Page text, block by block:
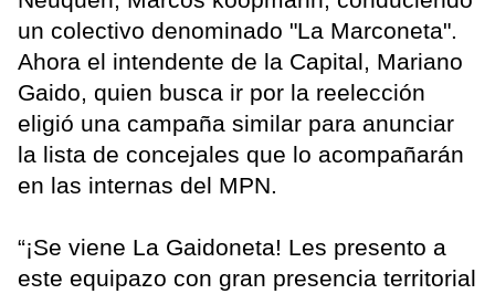
un colectivo denominado "La Marconeta".
Ahora el intendente de la Capital, Mariano
Gaido, quien busca ir por la reelección
eligió una campaña similar para anunciar
la lista de concejales que lo acompañarán
en las internas del MPN.
“¡Se viene La Gaidoneta! Les presento a
este equipazo con gran presencia territorial